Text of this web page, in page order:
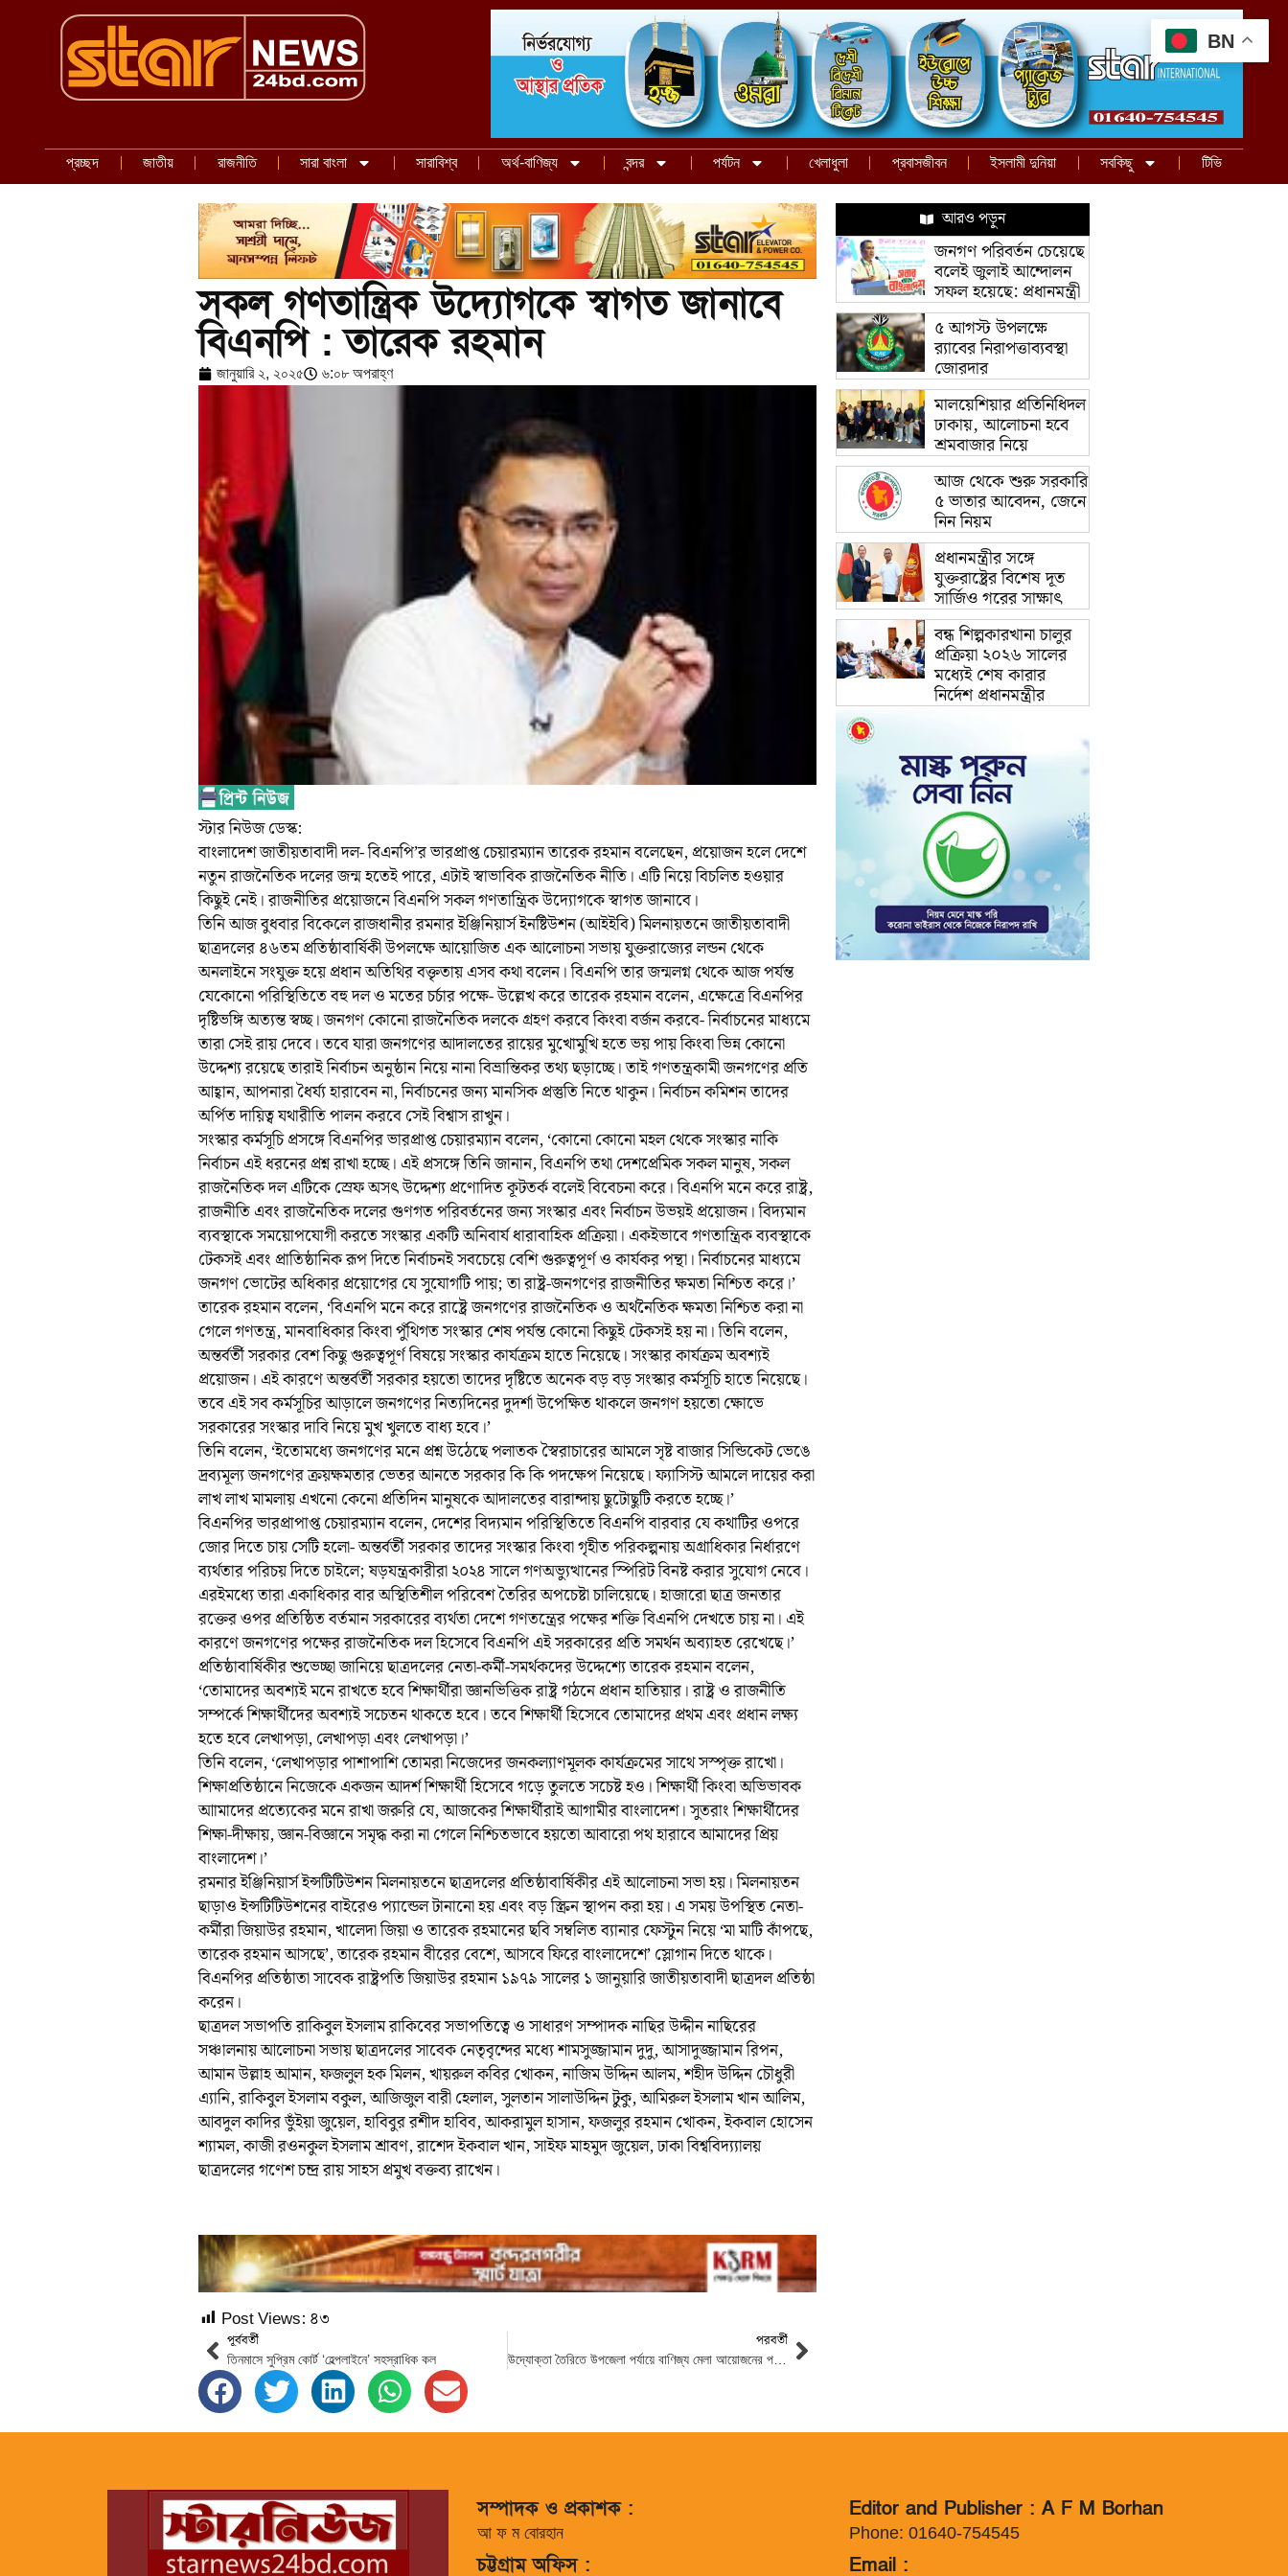
প্রচ্ছদ জাতীয় রাজনীতি সারা বাংলা সারাবিশ্ব অর্থ-বাণিজ্য বন্দর পর্যটন খেলাধুলা প্রবাসজীবন ইসলামী দুনিয়া সবকিছু টিভি
সকল গণতান্ত্রিক উদ্যোগকে স্বাগত জানাবে
বিএনপি : তারেক রহমান
জানুয়ারি ২, ২০২৫ ৬:০৮ অপরাহ্ণ
স্টার নিউজ ডেস্ক:
বাংলাদেশ জাতীয়তাবাদী দল- বিএনপি’র ভারপ্রাপ্ত চেয়ারম্যান তারেক রহমান বলেছেন, প্রয়োজন হলে দেশে
নতুন রাজনৈতিক দলের জন্ম হতেই পারে, এটাই স্বাভাবিক রাজনৈতিক নীতি। এটি নিয়ে বিচলিত হওয়ার
কিছুই নেই। রাজনীতির প্রয়োজনে বিএনপি সকল গণতান্ত্রিক উদ্যোগকে স্বাগত জানাবে।
তিনি আজ বুধবার বিকেলে রাজধানীর রমনার ইঞ্জিনিয়ার্স ইনষ্টিউশন (আইইবি) মিলনায়তনে জাতীয়তাবাদী
ছাত্রদলের ৪৬তম প্রতিষ্ঠাবার্ষিকী উপলক্ষে আয়োজিত এক আলোচনা সভায় যুক্তরাজ্যের লন্ডন থেকে
অনলাইনে সংযুক্ত হয়ে প্রধান অতিথির বক্তৃতায় এসব কথা বলেন। বিএনপি তার জন্মলগ্ন থেকে আজ পর্যন্ত
যেকোনো পরিস্থিতিতে বহু দল ও মতের চর্চার পক্ষে- উল্লেখ করে তারেক রহমান বলেন, এক্ষেত্রে বিএনপির
দৃষ্টিভঙ্গি অত্যন্ত স্বচ্ছ। জনগণ কোনো রাজনৈতিক দলকে গ্রহণ করবে কিংবা বর্জন করবে- নির্বাচনের মাধ্যমে
তারা সেই রায় দেবে। তবে যারা জনগণের আদালতের রায়ের মুখোমুখি হতে ভয় পায় কিংবা ভিন্ন কোনো
উদ্দেশ্য রয়েছে তারাই নির্বাচন অনুষ্ঠান নিয়ে নানা বিভ্রান্তিকর তথ্য ছড়াচ্ছে। তাই গণতন্ত্রকামী জনগণের প্রতি
আহ্বান, আপনারা ধৈর্য্য হারাবেন না, নির্বাচনের জন্য মানসিক প্রস্তুতি নিতে থাকুন। নির্বাচন কমিশন তাদের
অর্পিত দায়িত্ব যথারীতি পালন করবে সেই বিশ্বাস রাখুন।
সংস্কার কর্মসূচি প্রসঙ্গে বিএনপির ভারপ্রাপ্ত চেয়ারম্যান বলেন, ‘কোনো কোনো মহল থেকে সংস্কার নাকি
নির্বাচন এই ধরনের প্রশ্ন রাখা হচ্ছে। এই প্রসঙ্গে তিনি জানান, বিএনপি তথা দেশপ্রেমিক সকল মানুষ, সকল
রাজনৈতিক দল এটিকে স্রেফ অসৎ উদ্দেশ্য প্রণোদিত কূটতর্ক বলেই বিবেচনা করে। বিএনপি মনে করে রাষ্ট্র,
রাজনীতি এবং রাজনৈতিক দলের গুণগত পরিবর্তনের জন্য সংস্কার এবং নির্বাচন উভয়ই প্রয়োজন। বিদ্যমান
ব্যবস্থাকে সময়োপযোগী করতে সংস্কার একটি অনিবার্য ধারাবাহিক প্রক্রিয়া। একইভাবে গণতান্ত্রিক ব্যবস্থাকে
টেকসই এবং প্রাতিষ্ঠানিক রূপ দিতে নির্বাচনই সবচেয়ে বেশি গুরুত্বপূর্ণ ও কার্যকর পন্থা। নির্বাচনের মাধ্যমে
জনগণ ভোটের অধিকার প্রয়োগের যে সুযোগটি পায়; তা রাষ্ট্র-জনগণের রাজনীতির ক্ষমতা নিশ্চিত করে।’
তারেক রহমান বলেন, ‘বিএনপি মনে করে রাষ্ট্রে জনগণের রাজনৈতিক ও অর্থনৈতিক ক্ষমতা নিশ্চিত করা না
গেলে গণতন্ত্র, মানবাধিকার কিংবা পুঁথিগত সংস্কার শেষ পর্যন্ত কোনো কিছুই টেকসই হয় না। তিনি বলেন,
অন্তর্বর্তী সরকার বেশ কিছু গুরুত্বপূর্ণ বিষয়ে সংস্কার কার্যক্রম হাতে নিয়েছে। সংস্কার কার্যক্রম অবশ্যই
প্রয়োজন। এই কারণে অন্তর্বর্তী সরকার হয়তো তাদের দৃষ্টিতে অনেক বড় বড় সংস্কার কর্মসূচি হাতে নিয়েছে।
তবে এই সব কর্মসূচির আড়ালে জনগণের নিত্যদিনের দুদর্শা উপেক্ষিত থাকলে জনগণ হয়তো ক্ষোভে
সরকারের সংস্কার দাবি নিয়ে মুখ খুলতে বাধ্য হবে।’
তিনি বলেন, ‘ইতোমধ্যে জনগণের মনে প্রশ্ন উঠেছে পলাতক স্বৈরাচারের আমলে সৃষ্ট বাজার সিন্ডিকেট ভেঙে
দ্রব্যমূল্য জনগণের ক্রয়ক্ষমতার ভেতর আনতে সরকার কি কি পদক্ষেপ নিয়েছে। ফ্যাসিস্ট আমলে দায়ের করা
লাখ লাখ মামলায় এখনো কেনো প্রতিদিন মানুষকে আদালতের বারান্দায় ছুটোছুটি করতে হচ্ছে।’
বিএনপির ভারপ্রাপাপ্ত চেয়ারম্যান বলেন, দেশের বিদ্যমান পরিস্থিতিতে বিএনপি বারবার যে কথাটির ওপরে
জোর দিতে চায় সেটি হলো- অন্তর্বর্তী সরকার তাদের সংস্কার কিংবা গৃহীত পরিকল্পনায় অগ্রাধিকার নির্ধারণে
ব্যর্থতার পরিচয় দিতে চাইলে; ষড়যন্ত্রকারীরা ২০২৪ সালে গণঅভ্যুত্থানের স্পিরিট বিনষ্ট করার সুযোগ নেবে।
এরইমধ্যে তারা একাধিকার বার অস্থিতিশীল পরিবেশ তৈরির অপচেষ্টা চালিয়েছে। হাজারো ছাত্র জনতার
রক্তের ওপর প্রতিষ্ঠিত বর্তমান সরকারের ব্যর্থতা দেশে গণতন্ত্রের পক্ষের শক্তি বিএনপি দেখতে চায় না। এই
কারণে জনগণের পক্ষের রাজনৈতিক দল হিসেবে বিএনপি এই সরকারের প্রতি সমর্থন অব্যাহত রেখেছে।’
প্রতিষ্ঠাবার্ষিকীর শুভেচ্ছা জানিয়ে ছাত্রদলের নেতা-কর্মী-সমর্থকদের উদ্দেশ্যে তারেক রহমান বলেন,
‘তোমাদের অবশ্যই মনে রাখতে হবে শিক্ষার্থীরা জ্ঞানভিত্তিক রাষ্ট্র গঠনে প্রধান হাতিয়ার। রাষ্ট্র ও রাজনীতি
সম্পর্কে শিক্ষার্থীদের অবশ্যই সচেতন থাকতে হবে। তবে শিক্ষার্থী হিসেবে তোমাদের প্রথম এবং প্রধান লক্ষ্য
হতে হবে লেখাপড়া, লেখাপড়া এবং লেখাপড়া।’
তিনি বলেন, ‘লেখাপড়ার পাশাপাশি তোমরা নিজেদের জনকল্যাণমূলক কার্যক্রমের সাথে সস্পৃক্ত রাখো।
শিক্ষাপ্রতিষ্ঠানে নিজেকে একজন আদর্শ শিক্ষার্থী হিসেবে গড়ে তুলতে সচেষ্ট হও। শিক্ষার্থী কিংবা অভিভাবক
আামাদের প্রত্যেকের মনে রাখা জরুরি যে, আজকের শিক্ষার্থীরাই আগামীর বাংলাদেশ। সুতরাং শিক্ষার্থীদের
শিক্ষা-দীক্ষায়, জ্ঞান-বিজ্ঞানে সমৃদ্ধ করা না গেলে নিশ্চিতভাবে হয়তো আবারো পথ হারাবে আমাদের প্রিয়
বাংলাদেশ।’
রমনার ইঞ্জিনিয়ার্স ইন্সটিটিউশন মিলনায়তনে ছাত্রদলের প্রতিষ্ঠাবার্ষিকীর এই আলোচনা সভা হয়। মিলনায়তন
ছাড়াও ইন্সটিটিউশনের বাইরেও প্যান্ডেল টানানো হয় এবং বড় স্ক্রিন স্থাপন করা হয়। এ সময় উপস্থিত নেতা-
কর্মীরা জিয়াউর রহমান, খালেদা জিয়া ও তারেক রহমানের ছবি সম্বলিত ব্যানার ফেস্টুন নিয়ে ‘মা মাটি কাঁপছে,
তারেক রহমান আসছে’, তারেক রহমান বীরের বেশে, আসবে ফিরে বাংলাদেশে’ স্লোগান দিতে থাকে।
বিএনপির প্রতিষ্ঠাতা সাবেক রাষ্ট্রপতি জিয়াউর রহমান ১৯৭৯ সালের ১ জানুয়ারি জাতীয়তাবাদী ছাত্রদল প্রতিষ্ঠা
করেন।
ছাত্রদল সভাপতি রাকিবুল ইসলাম রাকিবের সভাপতিত্বে ও সাধারণ সম্পাদক নাছির উদ্দীন নাছিরের
সঞ্চালনায় আলোচনা সভায় ছাত্রদলের সাবেক নেতৃবৃন্দের মধ্যে শামসুজ্জামান দুদু, আসাদুজ্জামান রিপন,
আমান উল্লাহ আমান, ফজলুল হক মিলন, খায়রুল কবির খোকন, নাজিম উদ্দিন আলম, শহীদ উদ্দিন চৌধুরী
এ্যানি, রাকিবুল ইসলাম বকুল, আজিজুল বারী হেলাল, সুলতান সালাউদ্দিন টুকু, আমিরুল ইসলাম খান আলিম,
আবদুল কাদির ভুঁইয়া জুয়েল, হাবিবুর রশীদ হাবিব, আকরামুল হাসান, ফজলুর রহমান খোকন, ইকবাল হোসেন
শ্যামল, কাজী রওনকুল ইসলাম শ্রাবণ, রাশেদ ইকবাল খান, সাইফ মাহমুদ জুয়েল, ঢাকা বিশ্ববিদ্য্যালয়
ছাত্রদলের গণেশ চন্দ্র রায় সাহস প্রমুখ বক্তব্য রাখেন।
Post Views: ৪৩
পূর্ববর্তী
তিনমাসে সুপ্রিম কোর্ট ‘হেল্পলাইনে’ সহস্রাধিক কল
পরবর্তী
আরও পড়ুন
জনগণ পরিবর্তন চেয়েছে
বলেই জুলাই আন্দোলন
সফল হয়েছে: প্রধানমন্ত্রী
৫ আগস্ট উপলক্ষে
র‌্যাবের নিরাপত্তাব্যবস্থা
জোরদার
মালয়েশিয়ার প্রতিনিধিদল
ঢাকায়, আলোচনা হবে
শ্রমবাজার নিয়ে
আজ থেকে শুরু সরকারি
৫ ভাতার আবেদন, জেনে
নিন নিয়ম
প্রধানমন্ত্রীর সঙ্গে
যুক্তরাষ্ট্রের বিশেষ দূত
সার্জিও গরের সাক্ষাৎ
বন্ধ শিল্পকারখানা চালুর
প্রক্রিয়া ২০২৬ সালের
মধ্যেই শেষ কারার
নির্দেশ প্রধানমন্ত্রীর
সম্পাদক ও প্রকাশক :
আ ফ ম বোরহান
চট্টগ্রাম অফিস :
Editor and Publisher : A F M Borhan
Phone: 01640-754545
Email :
BN